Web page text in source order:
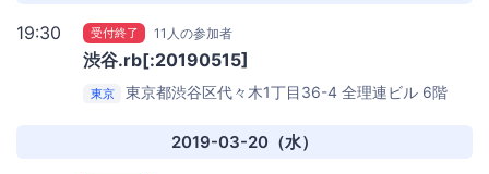
19:30 受付終了 11人の参加者
渋谷.rb[:20190515]
東京
東京都渋谷区代々木1丁目36-4 全理連ビル 6階
2019-03-20（水）